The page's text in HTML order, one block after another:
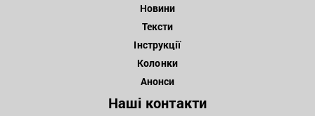
Новини
Тексти
Інструкції
Колонки
Анонси
Наші контакти